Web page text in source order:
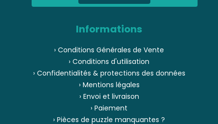
Informations
› Conditions Générales de Vente
› Conditions d'utilisation
› Confidentialités & protections des données
› Mentions légales
› Envoi et livraison
› Paiement
› Pièces de puzzle manquantes ?